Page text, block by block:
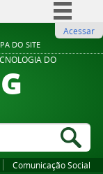
DO SITE
BR
Acessar
DO
Comunicação Social